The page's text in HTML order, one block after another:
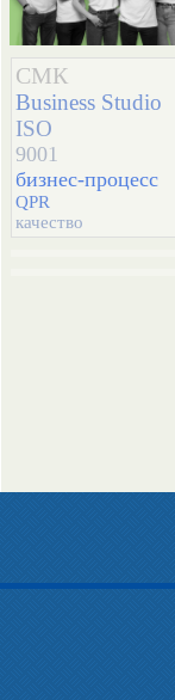
СМК
Business Studio
ISO
9001
бизнес-процесс
QPR
качество